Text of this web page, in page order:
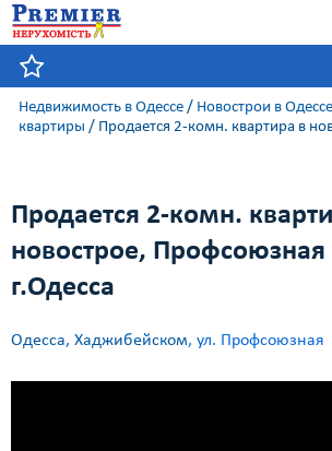
Недвижимость в Одессе / Новострои в Одессе
квартиры / Продается 2-комн. квартира в
Продается 2-комн.
новострое, Профсоюзная
г.Одесса
Одесса, Хаджибейском, ул. Профсоюзная